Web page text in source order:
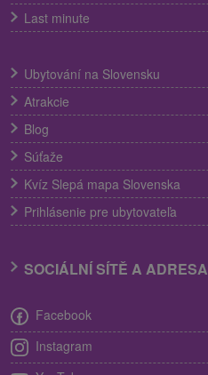
Last minute
Ubytování na Slovensku
Atrakcie
Blog
Súťaže
Kvíz Slepá mapa Slovenska
Prihlásenie pre ubytovateľa
SOCIÁLNÍ SÍTĚ A ADRESA
Facebook
Instagram